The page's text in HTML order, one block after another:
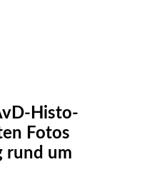
Histo-
Fotos
rund um